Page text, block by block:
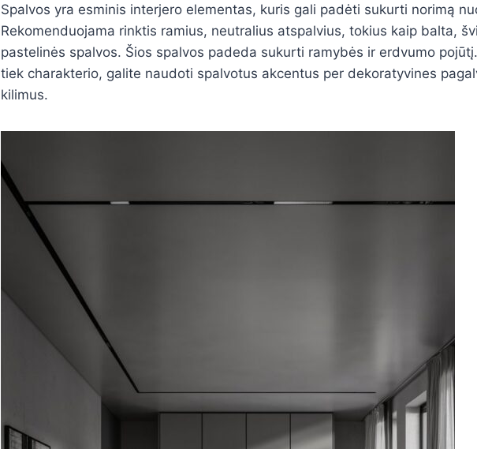
Spalvos yra esminis interjero elementas, kuris gali padėti sukurti norimą
Rekomenduojama rinktis ramius, neutralius atspalvius, tokius kaip balta,
pastelinės spalvos. Šios spalvos padeda sukurti ramybės ir erdvumo
tiek charakterio, galite naudoti spalvotus akcentus per dekoratyvines
kilimus.